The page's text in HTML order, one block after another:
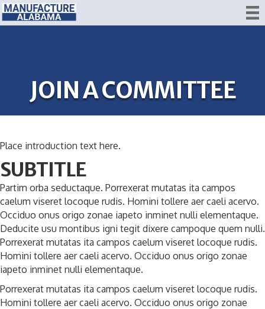
JOIN A COMMITTEE
Place introduction text here.
SUBTITLE
Partim orba seductaque. Porrexerat mutatas ita campos
caelum viseret locoque rudis. Homini tollere aer caeli acervo.
Occiduo onus origo zonae iapeto inminet nulli elementaque.
Deducite usu montibus igni tegit dixere campoque quem nulli.
Porrexerat mutatas ita campos caelum viseret locoque rudis.
Homini tollere aer caeli acervo. Occiduo onus origo zonae
iapeto inminet nulli elementaque.
Porrexerat mutatas ita campos caelum viseret locoque rudis.
Homini tollere aer caeli acervo. Occiduo onus origo zonae